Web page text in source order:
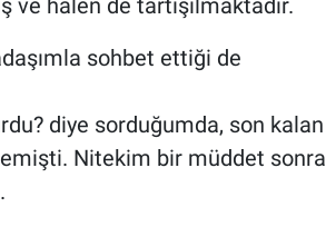
sohbet ettiği de
diye sorduğumda, son kalan
Nitekim bir müddet sonra